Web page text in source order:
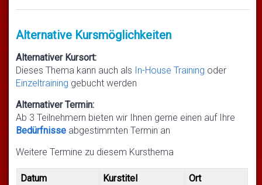
Alternative Kursmöglichkeiten
Alternativer Kursort:
Dieses Thema kann auch als In-House Training oder
Einzeltraining gebucht werden
Alternativer Termin:
Ab 3 Teilnehmern bieten wir Ihnen gerne einen auf Ihre
Bedürfnisse abgestimmten Termin an
Weitere Termine zu diesem Kursthema
Datum Kurstitel
Ort